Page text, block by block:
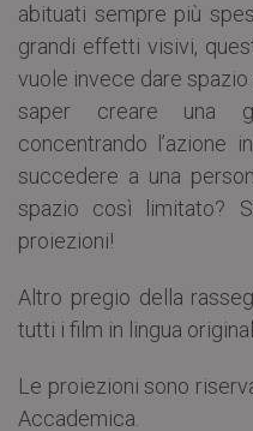
abituati sempre più
grandi effetti visivi,
vuole invece dare
saper creare una
concentrando l’azione
succedere a una
spazio così limitato?
proiezioni!
Altro pregio della
tutti i film in lingua
Le proiezioni sono
Accademica.